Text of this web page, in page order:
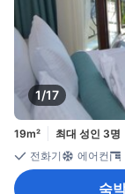
1/17
19m² 최대 성인 3명
전화기
에어컨
숙